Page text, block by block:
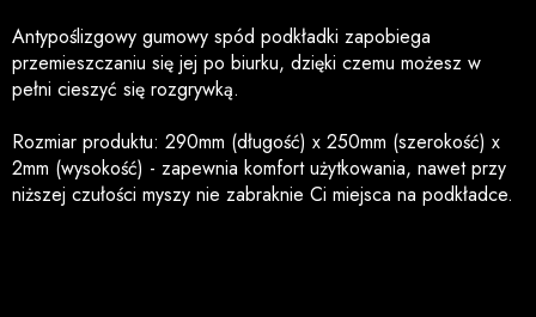
Antypoślizgowy gumowy spód podkładki zapobiega
przemieszczaniu się jej po biurku, dzięki czemu możesz w
pełni cieszyć się rozgrywką.
Rozmiar produktu: 290mm (długość) x 250mm (szerokość) x
2mm (wysokość) - zapewnia komfort użytkowania, nawet przy
niższej czułości myszy nie zabraknie Ci miejsca na podkładce.